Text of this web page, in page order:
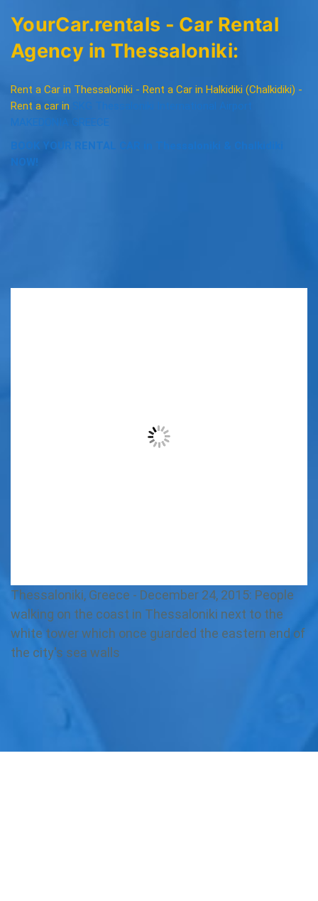
YourCar.rentals - Car Rental
Agency in Thessaloniki:
Rent a Car in Thessaloniki - Rent a Car in Halkidiki (Chalkidiki) -
Rent a car in
SKG Thessaloniki International Airport
MAKEDONIA GREECE
BOOK YOUR RENTAL CAR in Thessaloniki & Chalkidiki
NOW!
Thessaloniki, Greece - December 24, 2015: People
walking on the coast in Thessaloniki next to the
white tower which once guarded the eastern end of
the city's sea walls